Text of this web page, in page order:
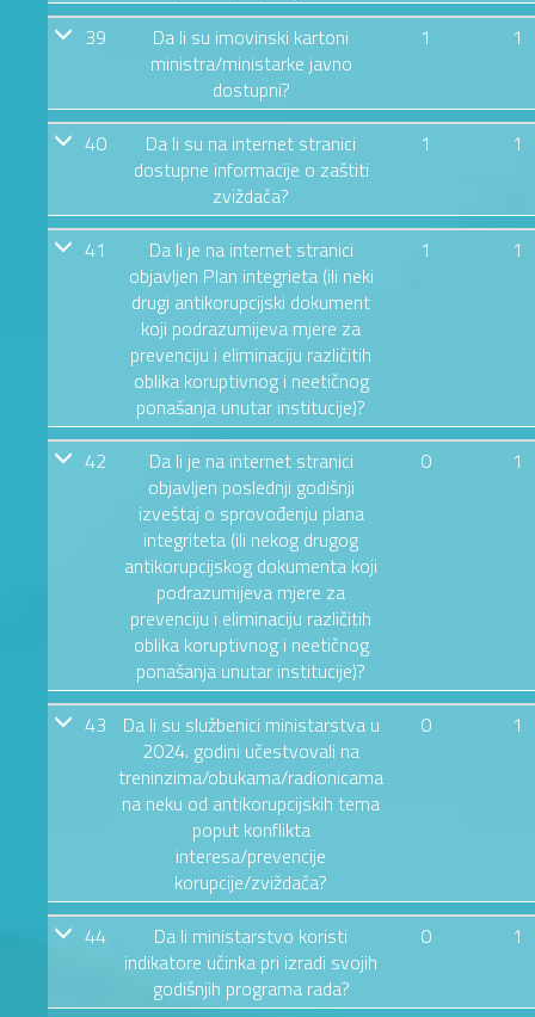
39
Da li su imovinski kartoni
ministra/ministarke javno
dostupni?
1 1
40
Da li su na internet stranici
dostupne informacije o zaštiti
zviždača?
1 1
41
Da li je na internet stranici
objavljen Plan integrieta (ili neki
drugi antikorupcijski dokument
koji podrazumijeva mjere za
prevenciju i eliminaciju različitih
oblika koruptivnog i neetičnog
ponašanja unutar institucije)?
1 1
42
Da li je na internet stranici
objavljen poslednji godišnji
izveštaj o sprovođenju plana
integriteta (ili nekog drugog
antikorupcijskog dokumenta koji
podrazumijeva mjere za
prevenciju i eliminaciju različitih
oblika koruptivnog i neetičnog
ponašanja unutar institucije)?
0 1
43
Da li su službenici ministarstva u
2024. godini učestvovali na
treninzima/obukama/radionicama
na neku od antikorupcijskih tema
poput konflikta
interesa/prevencije
korupcije/zviždača?
0 1
44
Da li ministarstvo koristi
indikatore učinka pri izradi svojih
godišnjih programa rada?
0 1